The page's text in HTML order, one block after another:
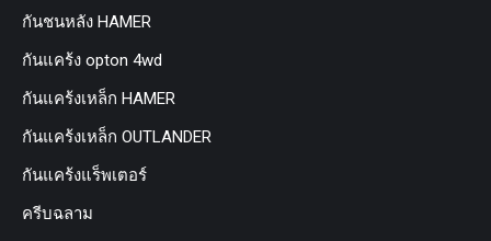
กันชนหลัง HAMER
กันแคร้ง opton 4wd
กันแคร้งเหล็ก HAMER
กันแคร้งเหล็ก OUTLANDER
กันแคร้งแร็พเตอร์
ครีบฉลาม